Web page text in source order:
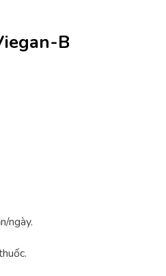
B
ngày.